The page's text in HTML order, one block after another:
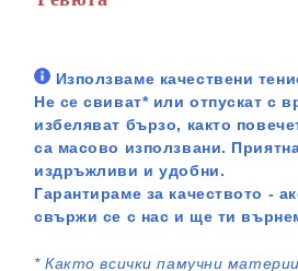
Използваме качествени
Не се свиват* или отпускат с
избеляват бързо, както
са масово използвани.
издръжливи и удобни.
Гарантираме за качеството -
свържи се с нас и ще ти
*Както всички памучни